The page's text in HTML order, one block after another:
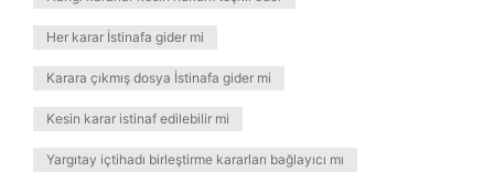
Her karar İstinafa gider mi
Karara çıkmış dosya İstinafa gider mi
Kesin karar istinaf edilebilir mi
Yargıtay içtihadı birleştirme kararları bağlayıcı mı